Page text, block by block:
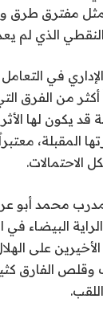
مفترق طرق
الذي لم
في
من الفرق
قد يكون لها
المقبلة،
الاحتمالات.
محمد أبو
البيضاء
على
الفارق